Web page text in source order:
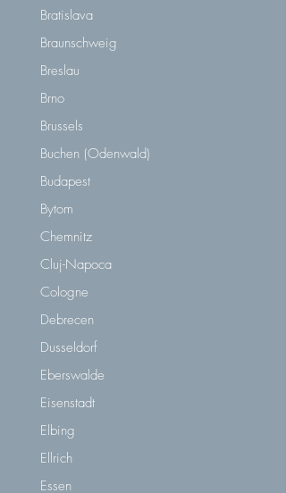
Bratislava
Braunschweig
Breslau
Brno
Brussels
Buchen (Odenwald)
Budapest
Bytom
Chemnitz
Cluj-Napoca
Cologne
Debrecen
Dusseldorf
Eberswalde
Eisenstadt
Elbing
Ellrich
Essen